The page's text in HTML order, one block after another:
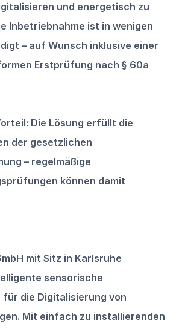
und energetisch zu
Inbetriebnahme ist in wenigen
– auf Wunsch inklusive einer
Erstprüfung nach § 60a
Die Lösung erfüllt die
der gesetzlichen
– regelmäßige
können damit
mit Sitz in Karlsruhe
sensorische
für die Digitalisierung von
Mit einfach zu installierenden